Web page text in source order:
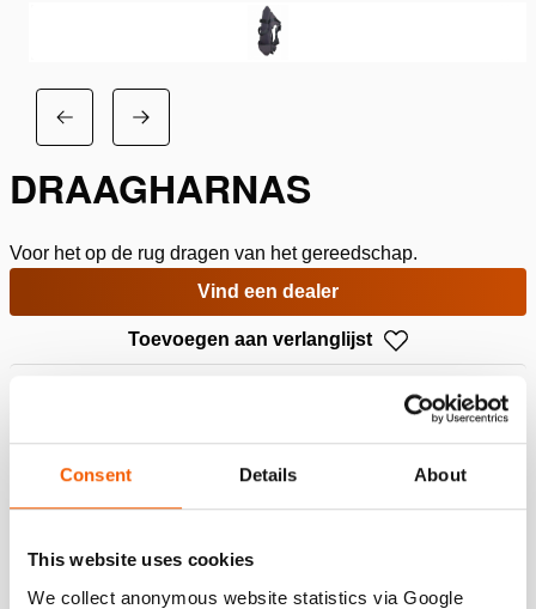
Consent Details About
This website uses cookies
We collect anonymous website statistics via Google
DRAAGHARNAS
Voor het op de rug dragen van het gereedschap.
Vind een dealer
Toevoegen aan verlanglijst
Details